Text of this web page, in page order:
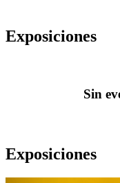
Exposiciones
Sin
Exposiciones